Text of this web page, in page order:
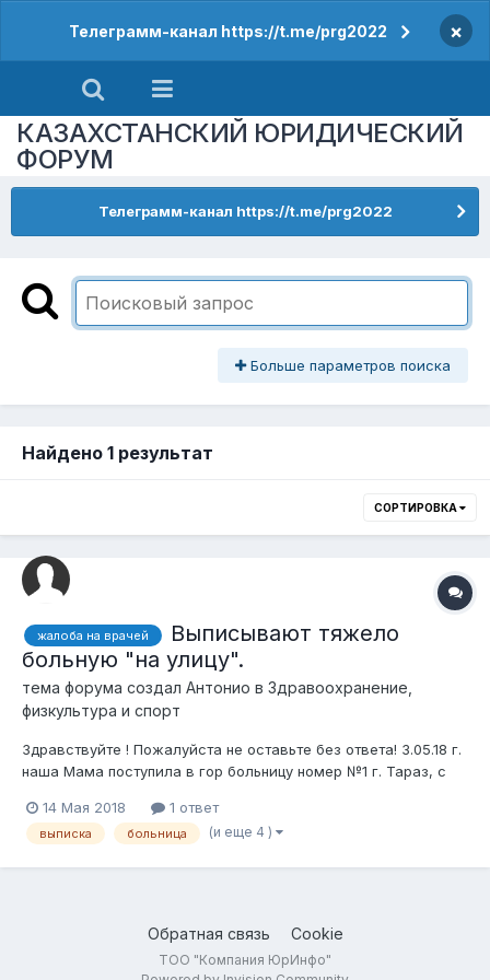
Телеграмм-канал https://t.me/prg2022 ×
КАЗАХСТАНСКИЙ ЮРИДИЧЕСКИЙ
ФОРУМ
Телеграмм-канал https://t.me/prg2022
Больше параметров поиска
Найдено 1 результат
СОРТИРОВКА
жалоба на врачей
Выписывают тяжело
больную "на улицу".
тема форума создал Антонио в Здравоохранение,
физкультура и спорт
Здравствуйте ! Пожалуйста не оставьте без ответа! 3.05.18 г.
наша Мама поступила в гор больницу номер №1 г. Тараз, с
которая держалась в течении 2-х недель. Сделали
томографию головного мозга установили диагноз опухоль
14 Мая 2018 1 ответ
выписка больница (и еще 4 )
Обратная связь Cookie
ТОО "Компания ЮрИнфо"